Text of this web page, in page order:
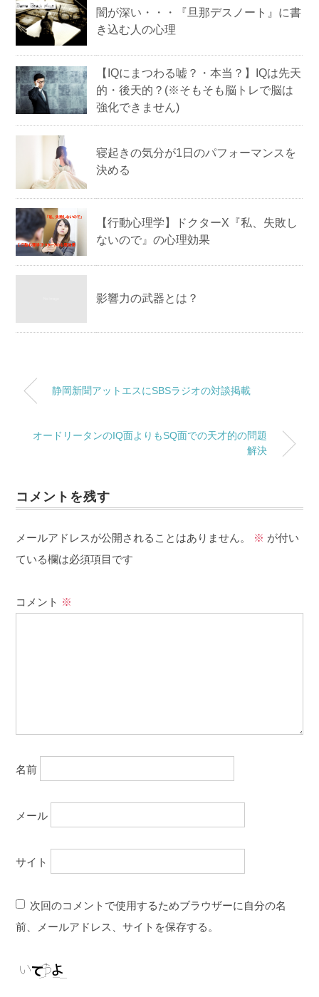
闇が深い・・・『旦那デスノート』に書
き込む人の心理
【IQにまつわる嘘？・本当？】IQは先天
的・後天的？(※そもそも脳トレで脳は
強化できません)
寝起きの気分が1日のパフォーマンスを
決める
【行動心理学】ドクターX『私、失敗し
ないので』の心理効果
影響力の武器とは？
静岡新聞アットエスにSBSラジオの対談掲載
オードリータンのIQ面よりもSQ面での天才的の問題
解決
コメントを残す
メールアドレスが公開されることはありません。 ※ が付い
ている欄は必須項目です
コメント ※
名前
メール
サイト
次回のコメントで使用するためブラウザーに自分の名
前、メールアドレス、サイトを保存する。